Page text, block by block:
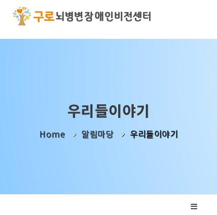
기관소개
우리들이야기
Home 알림마당 우리들이야기